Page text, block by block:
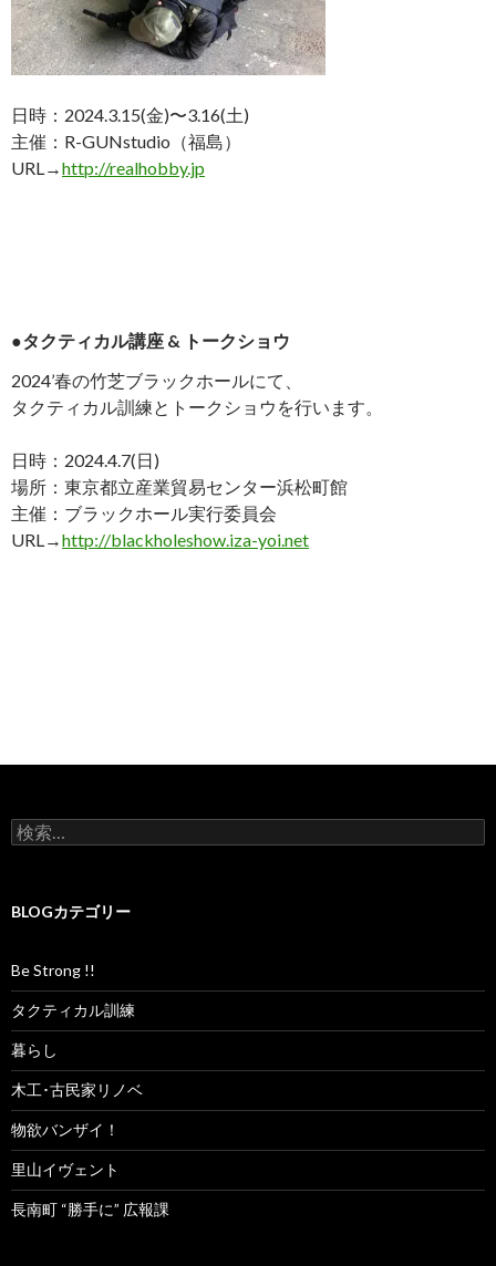
日時：2024.3.15(金)〜3.16(土)
主催：R-GUNstudio（福島）
URL→http://realhobby.jp
●タクティカル講座 & トークショウ
2024’春の竹芝ブラックホールにて、
タクティカル訓練とトークショウを行います。
日時：2024.4.7(日)
場所：東京都立産業貿易センター浜松町館
主催：ブラックホール実行委員会
URL→http://blackholeshow.iza-yoi.net
検
索
BLOGカテゴリー
Be Strong !!
タクティカル訓練
暮らし
木工･古民家リノベ
物欲バンザイ！
里山イヴェント
長南町 “勝手に” 広報課